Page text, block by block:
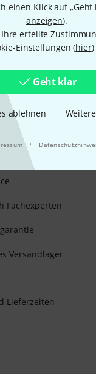
einen Klick auf „Geht
anzeigen).
Ihre erteilte
Einstellungen (hier
Geht klar
ablehnen
·
und sicher per
Pay,Klarna
oder Kreditkarte.
Garantie
Back-Garantie
Fachexperten
Versandlager
Lieferzeiten